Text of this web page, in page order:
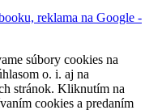
reklama na Google -
súbory cookies na
o. i. aj na
stránok. Kliknutím na
cookies a predaním